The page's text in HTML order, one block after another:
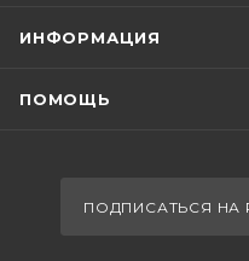
ИНФОРМАЦИЯ
ПОМОЩЬ
ПОДПИСАТЬСЯ НА